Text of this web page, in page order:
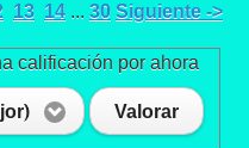
13 14 ... 30 Siguiente ->
calificación por ahora
Valorar